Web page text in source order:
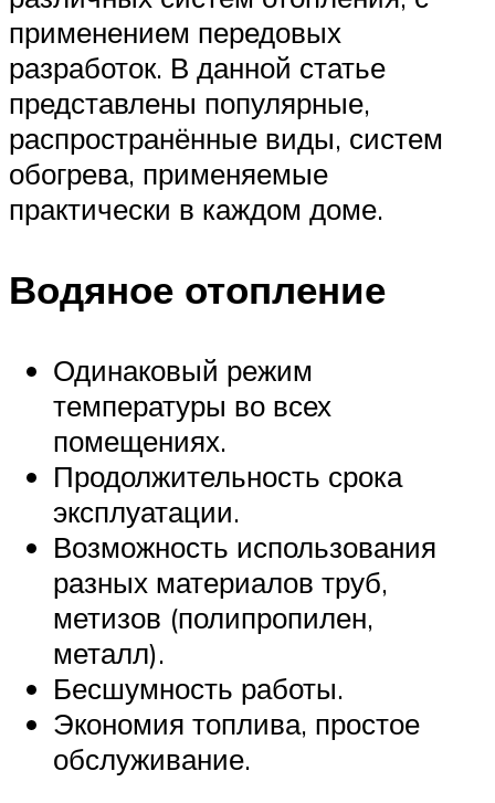
применением передовых
разработок. В данной статье
представлены популярные,
распространённые виды, систем
обогрева, применяемые
практически в каждом доме.
Водяное отопление
Одинаковый режим
температуры во всех
помещениях.
Продолжительность срока
эксплуатации.
Возможность использования
разных материалов труб,
метизов (полипропилен,
металл).
Бесшумность работы.
Экономия топлива, простое
обслуживание.